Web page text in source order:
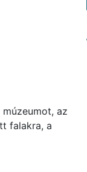
az
falakra, a